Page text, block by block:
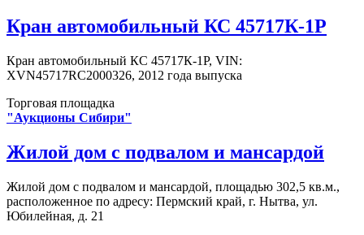
Кран автомобильный КС 45717К-1Р
Кран автомобильный КС 45717К-1Р, VIN:
XVN45717RC2000326, 2012 года выпуска
Торговая площадка
"Аукционы Сибири"
Жилой дом с подвалом и мансардой
Жилой дом с подвалом и мансардой, площадью 302,5 кв.м.,
расположенное по адресу: Пермский край, г. Нытва, ул.
Юбилейная, д. 21